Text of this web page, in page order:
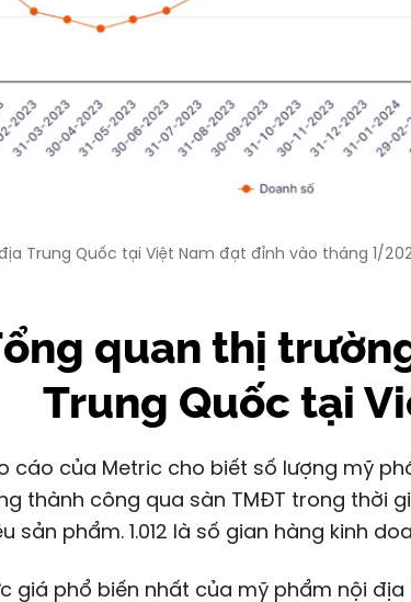
Trung Quốc tại Việt Nam đạt đỉnh vào tháng 1/
quan thị
Trung Quốc tại
cáo của Metric cho biết số lượng mỹ
thành công qua sàn TMĐT trong thời
sản phẩm. 1.012 là số gian hàng kinh
giá phổ biến nhất của mỹ phẩm nội địa